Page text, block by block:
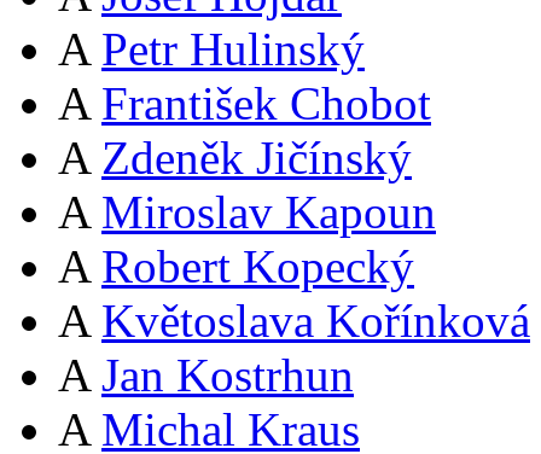
A Petr Hulinský
A František Chobot
A Zdeněk Jičínský
A Miroslav Kapoun
A Robert Kopecký
A Květoslava Kořínková
A Jan Kostrhun
A Michal Kraus